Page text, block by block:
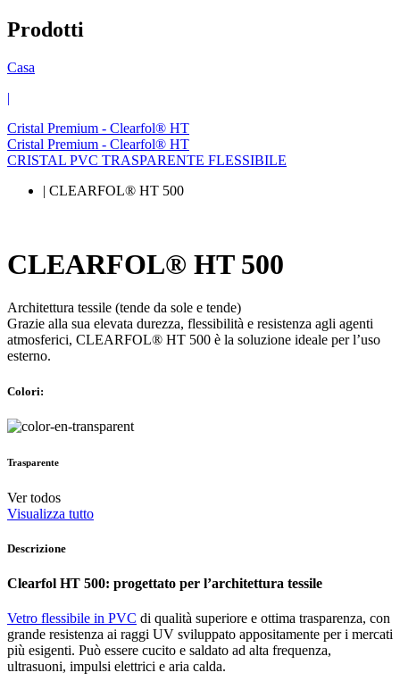
Prodotti
Casa
|
Cristal Premium - Clearfol® HT
Cristal Premium - Clearfol® HT
CRISTAL PVC TRASPARENTE FLESSIBILE
| CLEARFOL® HT 500
CLEARFOL® HT 500
Architettura tessile (tende da sole e tende)
Grazie alla sua elevata durezza, flessibilità e resistenza agli agenti
atmosferici, CLEARFOL® HT 500 è la soluzione ideale per l’uso
esterno.
Colori:
Trasparente
Ver todos
Visualizza tutto
Descrizione
Clearfol HT 500: progettato per l’architettura tessile
Vetro flessibile in PVC di qualità superiore e ottima trasparenza, con
grande resistenza ai raggi UV sviluppato appositamente per i mercati
più esigenti. Può essere cucito e saldato ad alta frequenza,
ultrasuoni, impulsi elettrici e aria calda.